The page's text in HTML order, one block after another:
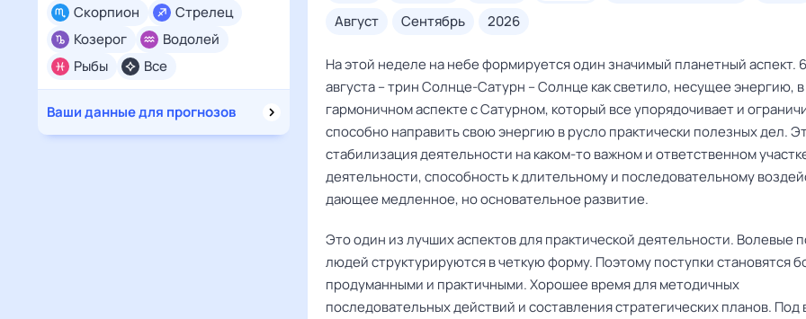
Все
Скорпион
Стрелец
Козерог
Водолей
Рыбы
Ваши данные для прогнозов
август
сентябрь 2026
На этой неделе на небе формируется один значимый планетный аспект.
августа – трин Солнце-Сатурн – Солнце как светило, несущее энергию, в
гармоничном аспекте с Сатурном, который все упорядочивает и
способно направить свою энергию в русло практически полезных дел.
стабилизация деятельности на каком-то важном и ответственном
деятельности, способность к длительному и последовательному
дающее медленное, но основательное развитие.
Это один из лучших аспектов для практической деятельности. Волевые
людей структурируются в четкую форму. Поэтому поступки становятся
продуманными и практичными. Хорошее время для методичных
последовательных действий и составления стратегических планов. Под